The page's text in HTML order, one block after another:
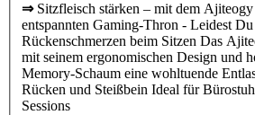
⇒Sitzfleisch stärken – mit dem Ajiteogy
entspannten Gaming-Thron - Leidest
Rückenschmerzen beim Sitzen Das
mit seinem ergonomischen Design und
Memory-Schaum eine wohltuende
Rücken und Steißbein Ideal für
Sessions